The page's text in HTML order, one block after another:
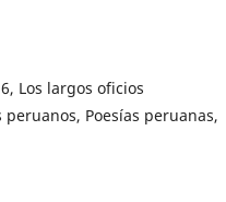
Los largos oficios
Poesías peruanas,